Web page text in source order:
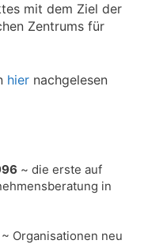
mit dem Ziel der
Zentrums für
hier nachgelesen
~ die erste auf
in
~ Organisationen neu